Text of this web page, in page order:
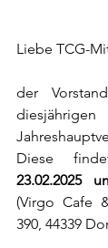
Liebe TCG-
der
Diese
23.02.2025
(Virgo Cafe
390, 44339